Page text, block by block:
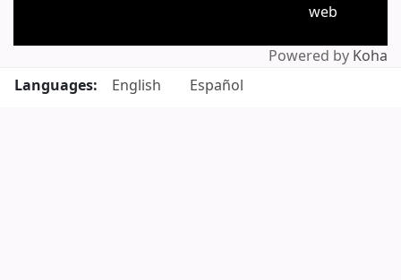
web
Powered by Koha
Languages:
English Español